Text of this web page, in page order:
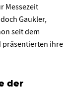
Messezeit
Gaukler,
seit dem
präsentierten ihre
der